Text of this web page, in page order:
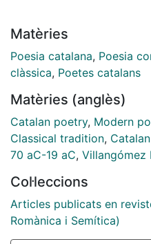
Matèries
Poesia catalana, Poesia
clàssica, Poetes catalans
Matèries (anglès)
Catalan poetry, Modern
Classical tradition,
70 aC-19 aC, Villangómez
Col·leccions
Articles publicats en
Romànica i Semítica)